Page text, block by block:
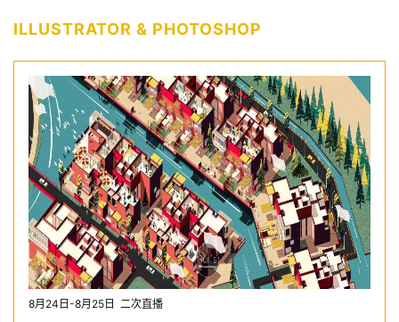
ILLUSTRATOR & PHOTOSHOP
8月24日-8月25日 二次直播